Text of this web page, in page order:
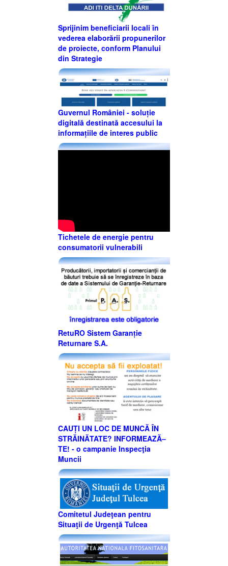
Sprijinim beneficiarii locali în
vederea elaborării propunerilor
de proiecte, conform Planului
din Strategie
Guvernul României - soluție
digitală destinată accesului la
informațiile de interes public
Tichetele de energie pentru
consumatorii vulnerabili
RetuRO Sistem Garanție
Returnare S.A.
CAUȚI UN LOC DE MUNCĂ ÎN
STRĂINĂTATE? INFORMEAZĂ–
TE! - o campanie Inspecţia
Muncii
Comitetul Judeţean pentru
Situaţii de Urgenţă Tulcea